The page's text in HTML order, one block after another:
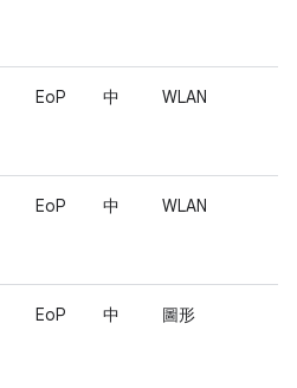
EoP 中 WLAN
EoP 中 WLAN
EoP 中 圖形